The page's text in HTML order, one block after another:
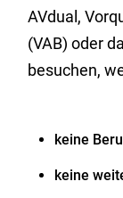
AVdual,
(VAB) oder
besuchen,
keine
keine